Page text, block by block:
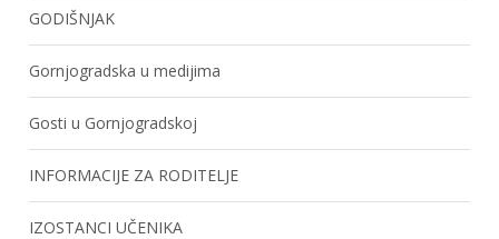
GODIŠNJAK
Gornjogradska u medijima
Gosti u Gornjogradskoj
INFORMACIJE ZA RODITELJE
IZOSTANCI UČENIKA